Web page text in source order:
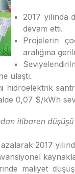
2017
devam etti.
Projelerin
aralığına
ulaştı.
hidroelektrik
0,07 $/kWh
itibaren
2017
maliyet